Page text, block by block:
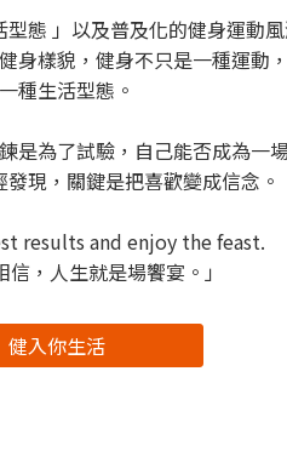
態 」以及普及化的健身運動
身樣貌，健身不只是一種運動
種生活型態。
是為了試驗，自己能否成為一
現，關鍵是把喜歡變成信念。
results and enjoy the feast.
信，人生就是場饗宴。」
健入你生活